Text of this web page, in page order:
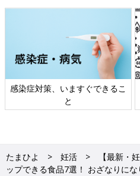
」赤ちゃん・
日本外来小児科
たまひよ 妊活
【最新・
ップできる食品7選！ おざなりにな